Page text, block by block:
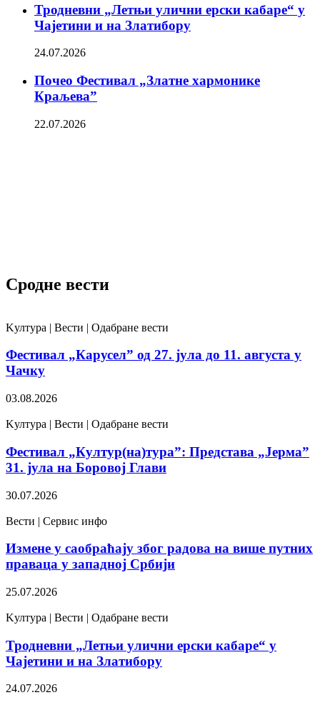
Тродневни „Летњи улични ерски кабаре“ у
Чајетини и на Златибору
24.07.2026
Почео Фестивал „Златне хармонике
Краљева”
22.07.2026
Сродне вести
Kултура | Вести | Одабране вести
Фестивал „Карусел” од 27. јула до 11. августа у
Чачку
03.08.2026
Kултура | Вести | Одабране вести
Фестивал „Култур(на)тура”: Представа „Јерма”
31. јула на Боровој Глави
30.07.2026
Вести | Сервис инфо
Измене у саобраћају због радова на више путних
праваца у западној Србији
25.07.2026
Kултура | Вести | Одабране вести
Тродневни „Летњи улични ерски кабаре“ у
Чајетини и на Златибору
24.07.2026